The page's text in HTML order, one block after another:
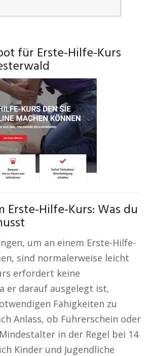
für Erste-Hilfe-Kurs
Erste-Hilfe-Kurs: Was du
um an einem Erste-Hilfe-
sind normalerweise leicht
erfordert keine
er darauf ausgelegt ist,
Fähigkeiten zu
Anlass, ob Führerschein oder
in der Regel bei 14
Kinder und Jugendliche